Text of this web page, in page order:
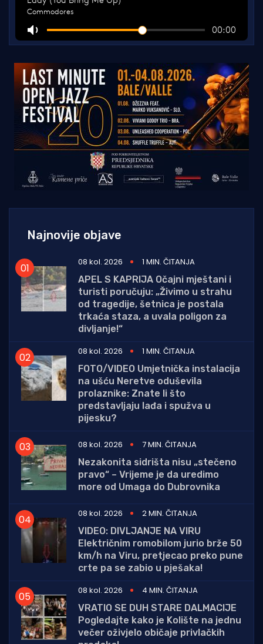
Najnovije objave
08 kol. 2026
1 MIN. ČITANJA
APEL S KAPRIJA Očajni mještani i
turisti poručuju: „Živimo u strahu
od tragedije, šetnica je postala
trkaća staza, a uvala poligon za
divljanje!“
08 kol. 2026
1 MIN. ČITANJA
FOTO/VIDEO Umjetnička instalacija
na ušću Neretve oduševila
prolaznike: Znate li što
predstavljaju lađa i spužva u
pijesku?
08 kol. 2026
7 MIN. ČITANJA
Nezakonita sidrišta nisu „stečeno
pravo“ – Vrijeme je da uredimo
more od Umaga do Dubrovnika
08 kol. 2026
2 MIN. ČITANJA
VIDEO: DIVLJANJE NA VIRU
Električnim romobilom jurio brže 50
km/h na Viru, pretjecao preko pune
crte pa se zabio u pješaka!
08 kol. 2026
4 MIN. ČITANJA
VRATIO SE DUH STARE DALMACIJE
Pogledajte kako je Kolište na jednu
večer oživjelo običaje privlačkih